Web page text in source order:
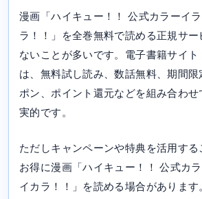
漫画「ハイキュー！！ 公式カラーイ
ラ！！」を全巻無料で読める正規サー
ないことが多いです。電子書籍サイ
は、無料試し読み、数話無料、期間
ポン、ポイント還元などを組み合わせ
実的です。
ただしキャンペーンや特典を活用する
お得に漫画「ハイキュー！！ 公式カ
イカラ！！」を読める場合がありま